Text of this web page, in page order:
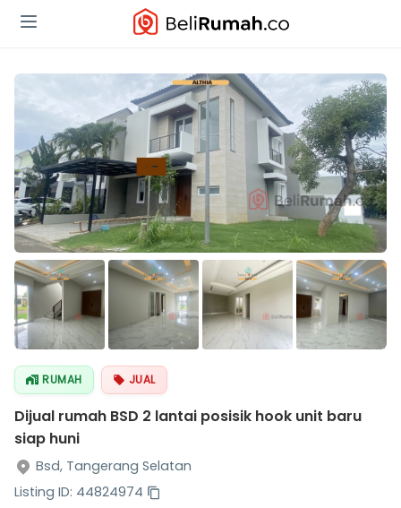
RUMAH JUAL
Dijual rumah BSD 2 lantai posisik hook unit baru
siap huni
Bsd, Tangerang Selatan
Listing ID: 44824974